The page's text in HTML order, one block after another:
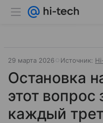
29 марта 2026 Источник:
Остановка
этот вопрос
каждый